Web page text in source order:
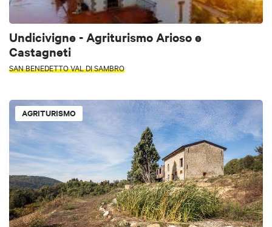
Undicivigne - Agriturismo Arioso e
Castagneti
SAN BENEDETTO VAL DI SAMBRO
AGRITURISMO